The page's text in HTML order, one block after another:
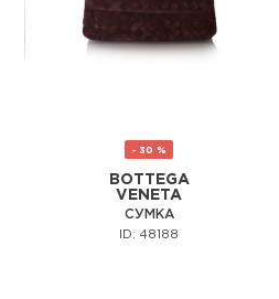
- 30 %
BOTTEGA
VENETA
СУМКА
ID: 48188